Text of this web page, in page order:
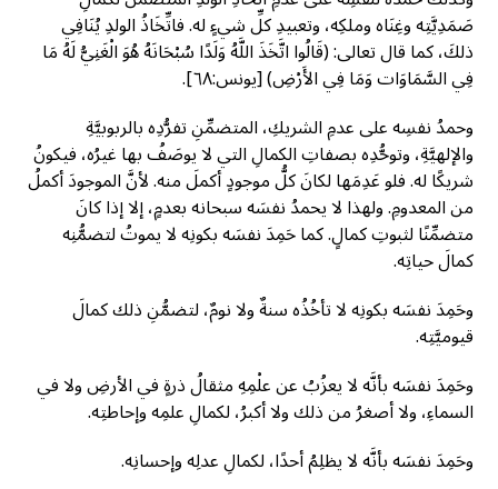
صَمَدِيَّتِه وغِنَاه وملكِه، وتعبيدِ كلِّ شيءٍ له. فاتِّخَاذُ الولدِ يُنَافِي
ذلكَ، كما قال تعالى: (قَالُوا اتَّخَذَ اللَّهُ وَلَدًا سُبْحَانَهُ هُوَ الْغَنِيُّ لَهُ مَا
فِي السَّمَاوَات وَمَا فِي الأَرْضِ) [يونس:٦٨].
وحمدُ نفسِه على عدمِ الشريكِ، المتضمِّنِ تفرُّدِه بالربوبيَّةِ
والإلهيَّةِ، وتوحُّدِه بصفاتِ الكمالِ التي لا يوصَفُ بها غيرُه، فيكونُ
شريكًا له. فلو عَدِمَها لكانَ كلُّ موجودٍ أكملَ منه. لأنَّ الموجودَ أكملُ
من المعدومِ. ولهذا لا يحمدُ نفسَه سبحانه بعدمٍ، إلا إذا كانَ
متضمِّنًا لثبوتِ كمالٍ. كما حَمِدَ نفسَه بكونِه لا يموتُ لتضمُّنِه
كمالَ حياتِه.
وحَمِدَ نفسَه بكونِه لا تأخُذُه سنةٌ ولا نومٌ، لتضمُّنِ ذلك كمالَ
قيوميَّتِه.
وحَمِدَ نفسَه بأنَّه لا يعزُبُ عن علْمِهِ مثقالُ ذرةٍ في الأرضِ ولا في
السماءِ، ولا أصغرُ من ذلك ولا أكبرُ، لكمالِ علمِه وإحاطتِه.
وحَمِدَ نفسَه بأنَّه لا يظلِمُ أحدًا، لكمالِ عدلِه وإحسانِه.